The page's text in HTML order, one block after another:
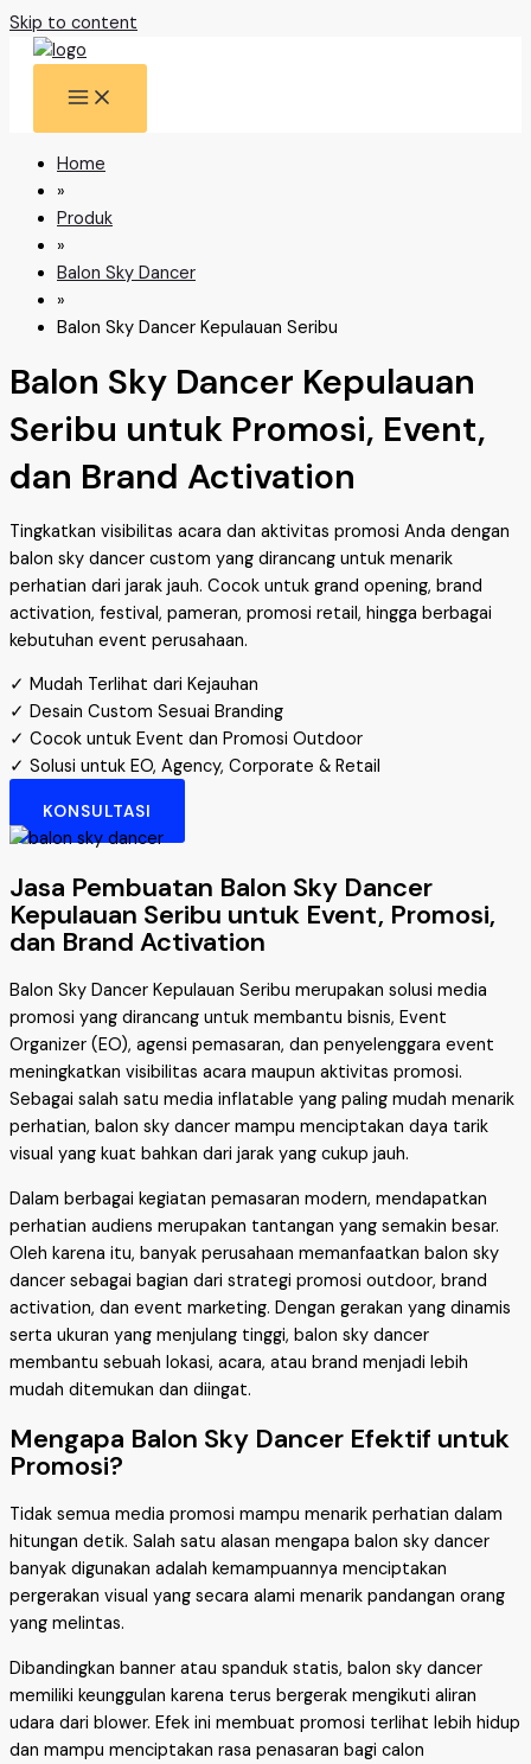
Skip to content
Home
»
Produk
»
Balon Sky Dancer
»
Balon Sky Dancer Kepulauan Seribu
Balon Sky Dancer Kepulauan
Seribu untuk Promosi, Event,
dan Brand Activation
Tingkatkan visibilitas acara dan aktivitas promosi Anda dengan
balon sky dancer custom yang dirancang untuk menarik
perhatian dari jarak jauh. Cocok untuk grand opening, brand
activation, festival, pameran, promosi retail, hingga berbagai
kebutuhan event perusahaan.
✓ Mudah Terlihat dari Kejauhan
✓ Desain Custom Sesuai Branding
✓ Cocok untuk Event dan Promosi Outdoor
✓ Solusi untuk EO, Agency, Corporate & Retail
KONSULTASI
Jasa Pembuatan Balon Sky Dancer
Kepulauan Seribu untuk Event, Promosi,
dan Brand Activation
Balon Sky Dancer Kepulauan Seribu merupakan solusi media
promosi yang dirancang untuk membantu bisnis, Event
Organizer (EO), agensi pemasaran, dan penyelenggara event
meningkatkan visibilitas acara maupun aktivitas promosi.
Sebagai salah satu media inflatable yang paling mudah menarik
perhatian, balon sky dancer mampu menciptakan daya tarik
visual yang kuat bahkan dari jarak yang cukup jauh.
Dalam berbagai kegiatan pemasaran modern, mendapatkan
perhatian audiens merupakan tantangan yang semakin besar.
Oleh karena itu, banyak perusahaan memanfaatkan balon sky
dancer sebagai bagian dari strategi promosi outdoor, brand
activation, dan event marketing. Dengan gerakan yang dinamis
serta ukuran yang menjulang tinggi, balon sky dancer
membantu sebuah lokasi, acara, atau brand menjadi lebih
mudah ditemukan dan diingat.
Mengapa Balon Sky Dancer Efektif untuk
Promosi?
Tidak semua media promosi mampu menarik perhatian dalam
hitungan detik. Salah satu alasan mengapa balon sky dancer
banyak digunakan adalah kemampuannya menciptakan
pergerakan visual yang secara alami menarik pandangan orang
yang melintas.
Dibandingkan banner atau spanduk statis, balon sky dancer
memiliki keunggulan karena terus bergerak mengikuti aliran
udara dari blower. Efek ini membuat promosi terlihat lebih hidup
dan mampu menciptakan rasa penasaran bagi calon